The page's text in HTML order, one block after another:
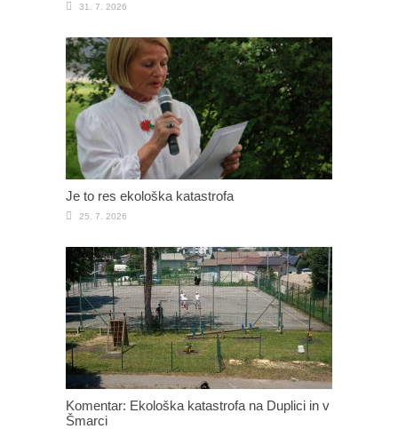
31. 7. 2026
Je to res ekološka katastrofa
25. 7. 2026
Komentar: Ekološka katastrofa na Duplici in v
Šmarci